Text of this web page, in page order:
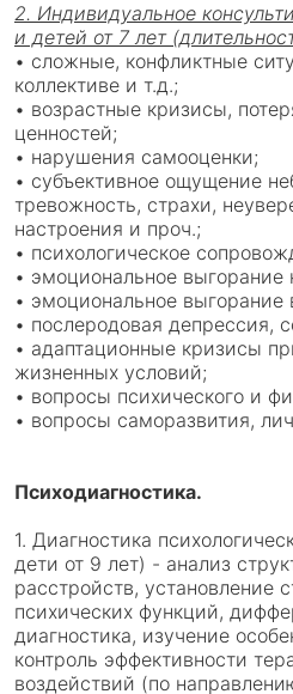
2. Индивидуальное
и детей от 7 лет
• сложные, конфликтные
коллективе и т.д.;
• возрастные кризисы,
ценностей;
• нарушения самооценки;
• субъективное ощущение
тревожность, страхи,
настроения и проч.;
• психологическое
• эмоциональное выгорание
• эмоциональное выгорание
• послеродовая депрессия,
• адаптационные кризисы
жизненных условий;
• вопросы психического и
• вопросы саморазвития,
Психодиагностика.
1. Диагностика
дети от 9 лет) - анализ
расстройств, установление
психических функций,
диагностика, изучение
контроль эффективности
воздействий (по